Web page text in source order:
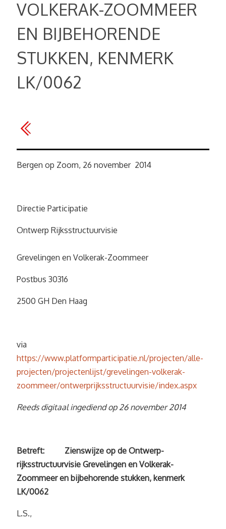
VOLKERAK-ZOOMMEER
EN BIJBEHORENDE
STUKKEN, KENMERK
LK/0062
Bergen op Zoom, 26 november 2014
Directie Participatie
Ontwerp Rijksstructuurvisie
Grevelingen en Volkerak-Zoommeer
Postbus 30316
2500 GH Den Haag
via
https://www.platformparticipatie.nl/projecten/alle-
projecten/projectenlijst/grevelingen-volkerak-
zoommeer/ontwerprijksstructuurvisie/index.aspx
Reeds digitaal ingediend op 26 november 2014
Betreft: Zienswijze op de Ontwerp-
rijksstructuurvisie Grevelingen en Volkerak-
Zoommeer en bijbehorende stukken, kenmerk
LK/0062
L.S.,